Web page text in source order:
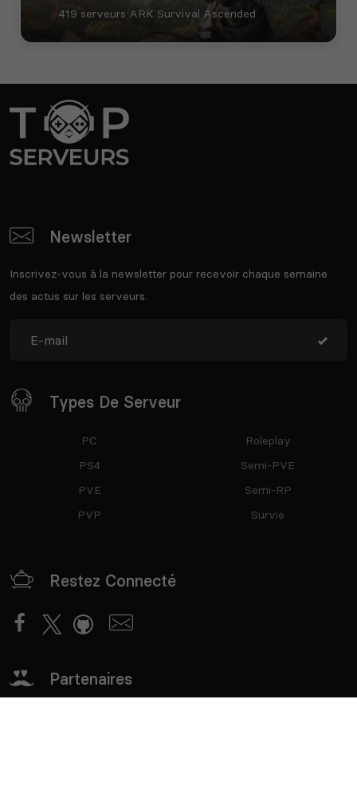
419 serveurs ARK Survival Ascended
Newsletter
Inscrivez-vous à la newsletter pour recevoir chaque semaine
des actus sur les serveurs.
Types De Serveur
PC
PS4
PVE
PVP
Roleplay
Semi-PVE
Semi-RP
Survie
Restez Connecté
Partenaires